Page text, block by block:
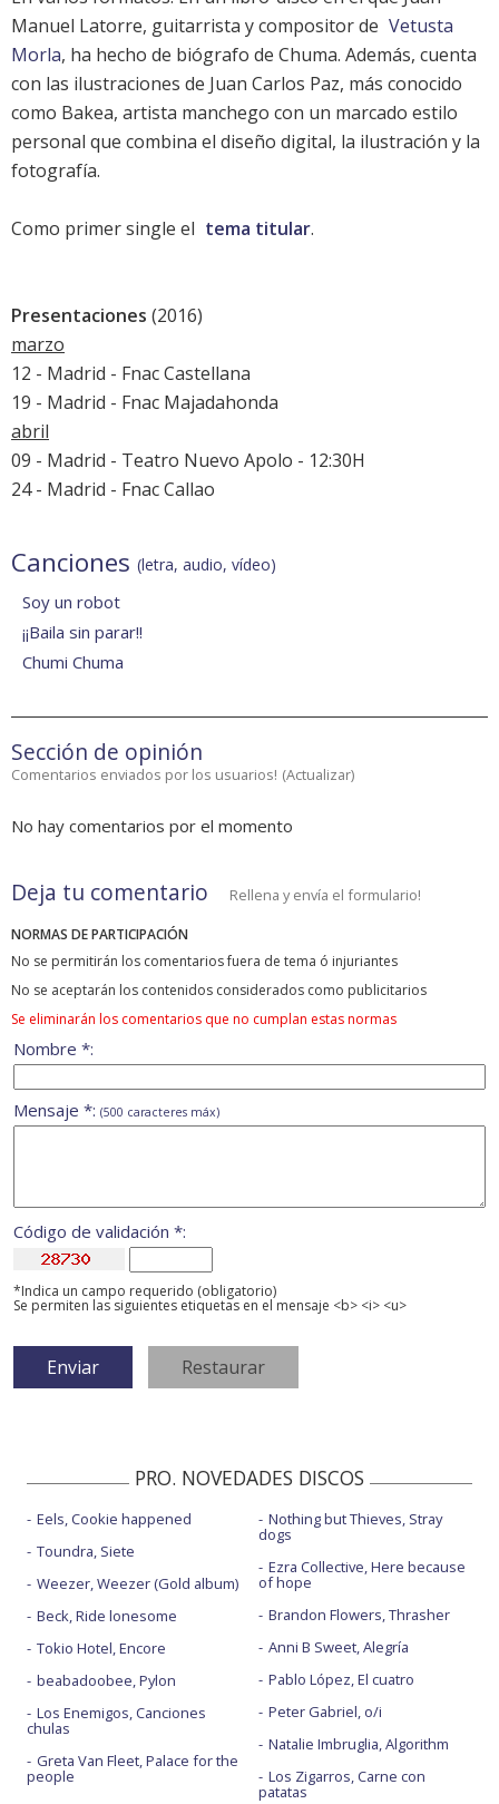
Manuel Latorre, guitarrista y compositor de Vetusta
Morla, ha hecho de biógrafo de Chuma. Además, cuenta
con las ilustraciones de Juan Carlos Paz, más conocido
como Bakea, artista manchego con un marcado estilo
personal que combina el diseño digital, la ilustración y la
fotografía.
Como primer single el tema titular.
Presentaciones (2016)
marzo
12 - Madrid - Fnac Castellana
19 - Madrid - Fnac Majadahonda
abril
09 - Madrid - Teatro Nuevo Apolo - 12:30H
24 - Madrid - Fnac Callao
Canciones (letra, audio, vídeo)
Soy un robot
¡¡Baila sin parar!!
Chumi Chuma
Sección de opinión
Comentarios enviados por los usuarios! (Actualizar)
No hay comentarios por el momento
Deja tu comentario Rellena y envía el formulario!
NORMAS DE PARTICIPACIÓN
No se permitirán los comentarios fuera de tema ó injuriantes
No se aceptarán los contenidos considerados como publicitarios
Se eliminarán los comentarios que no cumplan estas normas
Nombre *:
Mensaje *: (500 caracteres máx)
Código de validación *:
*Indica un campo requerido (obligatorio)
Se permiten las siguientes etiquetas en el mensaje <b> <i> <u>
PRO. NOVEDADES DISCOS
Eels, Cookie happened
Toundra, Siete
Weezer, Weezer (Gold album)
Beck, Ride lonesome
Tokio Hotel, Encore
beabadoobee, Pylon
Los Enemigos, Canciones
chulas
Greta Van Fleet, Palace for the
people
Nothing but Thieves, Stray
dogs
Ezra Collective, Here because
of hope
Brandon Flowers, Thrasher
Anni B Sweet, Alegría
Pablo López, El cuatro
Peter Gabriel, o/i
Natalie Imbruglia, Algorithm
Los Zigarros, Carne con
patatas